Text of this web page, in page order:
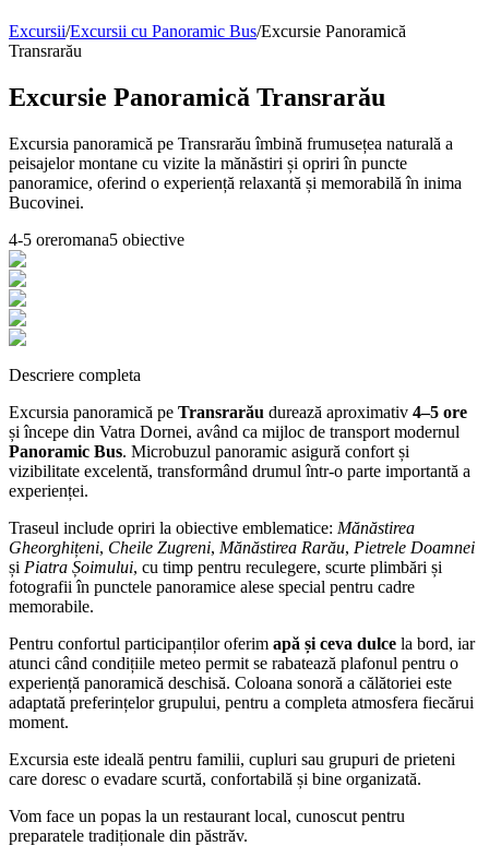
Excursii/Excursii cu Panoramic Bus/Excursie Panoramică
Transrarău
Excursie Panoramică Transrarău
Excursia panoramică pe Transrarău îmbină frumusețea naturală a
peisajelor montane cu vizite la mănăstiri și opriri în puncte
panoramice, oferind o experiență relaxantă și memorabilă în inima
Bucovinei.
4-5 oreromana5 obiective
Descriere completa
Excursia panoramică pe Transrarău durează aproximativ 4–5 ore
și începe din Vatra Dornei, având ca mijloc de transport modernul
Panoramic Bus. Microbuzul panoramic asigură confort și
vizibilitate excelentă, transformând drumul într-o parte importantă a
experienței.
Traseul include opriri la obiective emblematice: Mănăstirea
Gheorghițeni, Cheile Zugreni, Mănăstirea Rarău, Pietrele Doamnei
și Piatra Șoimului, cu timp pentru reculegere, scurte plimbări și
fotografii în punctele panoramice alese special pentru cadre
memorabile.
Pentru confortul participanților oferim apă și ceva dulce la bord, iar
atunci când condițiile meteo permit se rabatează plafonul pentru o
experiență panoramică deschisă. Coloana sonoră a călătoriei este
adaptată preferințelor grupului, pentru a completa atmosfera fiecărui
moment.
Excursia este ideală pentru familii, cupluri sau grupuri de prieteni
care doresc o evadare scurtă, confortabilă și bine organizată.
Vom face un popas la un restaurant local, cunoscut pentru
preparatele tradiționale din păstrăv.